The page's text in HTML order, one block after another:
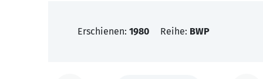
Erschienen: 1980 Reihe: BWP